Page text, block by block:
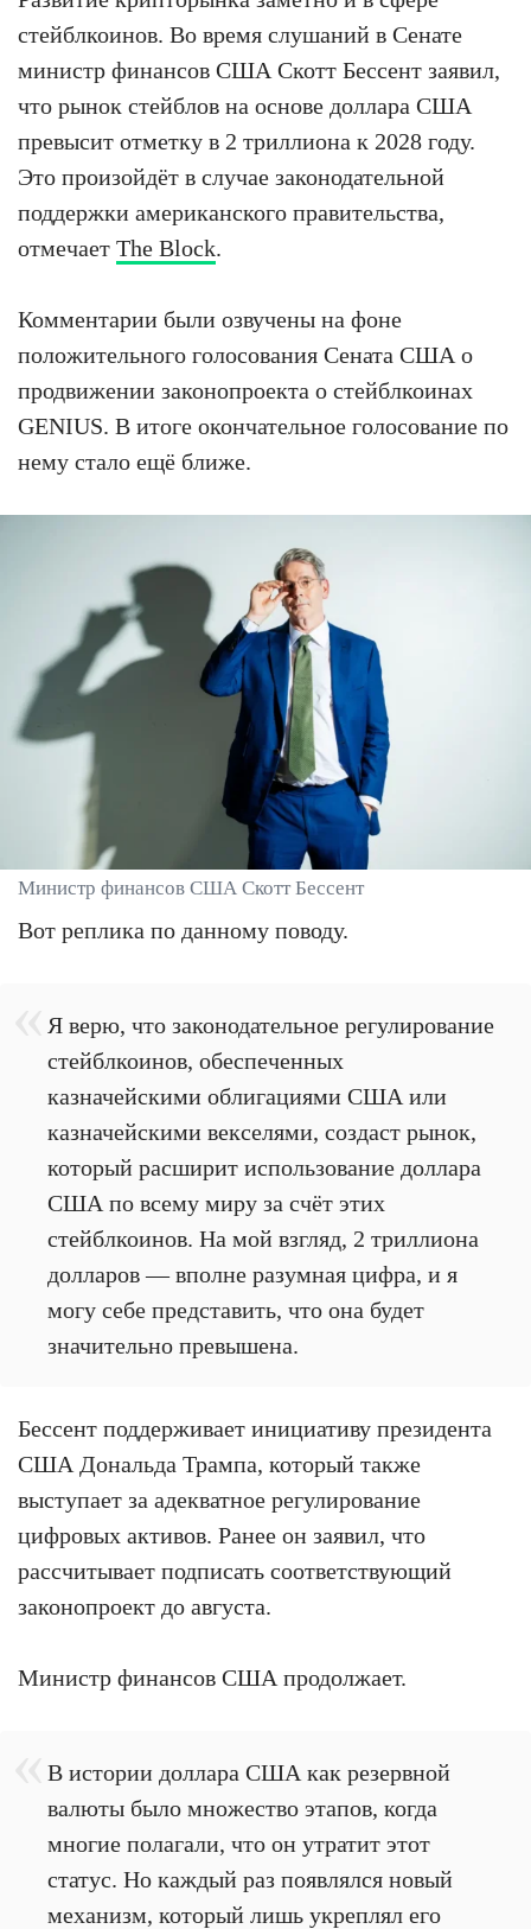
стейблкоинов. Во время слушаний в Сенате
министр финансов США Скотт Бессент заявил,
что рынок стейблов на основе доллара США
превысит отметку в 2 триллиона к 2028 году.
Это произойдёт в случае законодательной
поддержки американского правительства,
отмечает The Block.
Комментарии были озвучены на фоне
положительного голосования Сената США о
продвижении законопроекта о стейблкоинах
GENIUS. В итоге окончательное голосование по
нему стало ещё ближе.
Министр финансов США Скотт Бессент
Вот реплика по данному поводу.
Я верю, что законодательное регулирование
стейблкоинов, обеспеченных
казначейскими облигациями США или
казначейскими векселями, создаст рынок,
который расширит использование доллара
США по всему миру за счёт этих
стейблкоинов. На мой взгляд, 2 триллиона
долларов — вполне разумная цифра, и я
могу себе представить, что она будет
значительно превышена.
Бессент поддерживает инициативу президента
США Дональда Трампа, который также
выступает за адекватное регулирование
цифровых активов. Ранее он заявил, что
рассчитывает подписать соответствующий
законопроект до августа.
Министр финансов США продолжает.
В истории доллара США как резервной
валюты было множество этапов, когда
многие полагали, что он утратит этот
статус. Но каждый раз появлялся новый
механизм, который лишь укреплял его